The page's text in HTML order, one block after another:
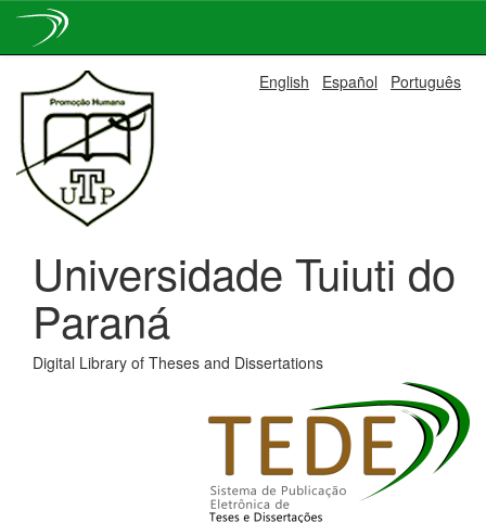
navigation
English Español Português
Universidade Tuiuti do
Paraná
Digital Library of Theses and Dissertations